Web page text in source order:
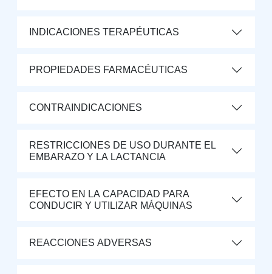
INDICACIONES TERAPÉUTICAS
PROPIEDADES FARMACÉUTICAS
CONTRAINDICACIONES
RESTRICCIONES DE USO DURANTE EL
EMBARAZO Y LA LACTANCIA
EFECTO EN LA CAPACIDAD PARA
CONDUCIR Y UTILIZAR MÁQUINAS
REACCIONES ADVERSAS